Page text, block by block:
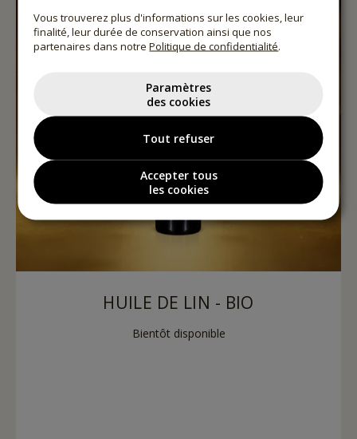
HUILE DE LIN - BIO
Bientôt disponible
Vous trouverez plus d'informations sur les cookies, leur
finalité, leur durée de conservation ainsi que nos
partenaires dans notrePolitique de confidentialité.
Paramètres
des cookies
Tout refuser
Accepter tous
les cookies